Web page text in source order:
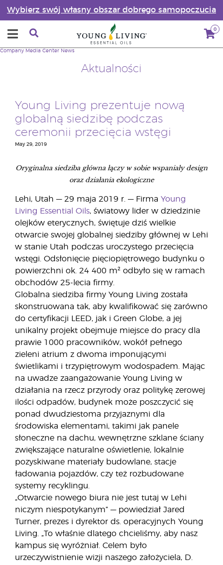
Wybierz swój własny obszar dobrego samopoczucia
0
Aktualności
Company Media Center News
Young Living prezentuje nową
globalną siedzibę podczas
ceremonii przecięcia wstęgi
May 29, 2019
Oryginalna siedziba główna łączy w sobie wspaniały design
oraz działania ekologiczne
Lehi, Utah — 29 maja 2019 r. — Firma Young
Living Essential Oils, światowy lider w dziedzinie
olejków eterycznych, świętuje dziś wielkie
otwarcie swojej globalnej siedziby głównej w Lehi
w stanie Utah podczas uroczystego przecięcia
wstęgi. Odsłonięcie pięciopiętrowego budynku o
powierzchni ok. 24 400 m² odbyło się w ramach
obchodów 25-lecia firmy.
Globalna siedziba firmy Young Living została
skonstruowana tak, aby kwalifikować się zarówno
do certyfikacji LEED, jak i Green Globe, a jej
unikalny projekt obejmuje miejsce do pracy dla
prawie 1000 pracowników, wokół pełnego
zieleni atrium z dwoma imponującymi
świetlikami i trzypiętrowym wodospadem. Mając
na uwadze zaangażowanie Young Living w
działania na rzecz przyrody oraz politykę zerowej
ilości odpadów, budynek może poszczycić się
ponad dwudziestoma przyjaznymi dla
środowiska elementami, takimi jak panele
słoneczne na dachu, wewnętrzne szklane ściany
zwiększające naturalne oświetlenie, lokalnie
pozyskiwane materiały budowlane, stacje
ładowania pojazdów, czy też rozbudowane
systemy recyklingu.
„Otwarcie nowego biura nie jest tutaj w Lehi
niczym niespotykanym” — powiedział Jared
Turner, prezes i dyrektor ds. operacyjnych Young
Living. „To właśnie dlatego chcieliśmy, aby nasz
kampus się wyróżniał. Celem było
urzeczywistnienie wizji naszego założyciela, D.